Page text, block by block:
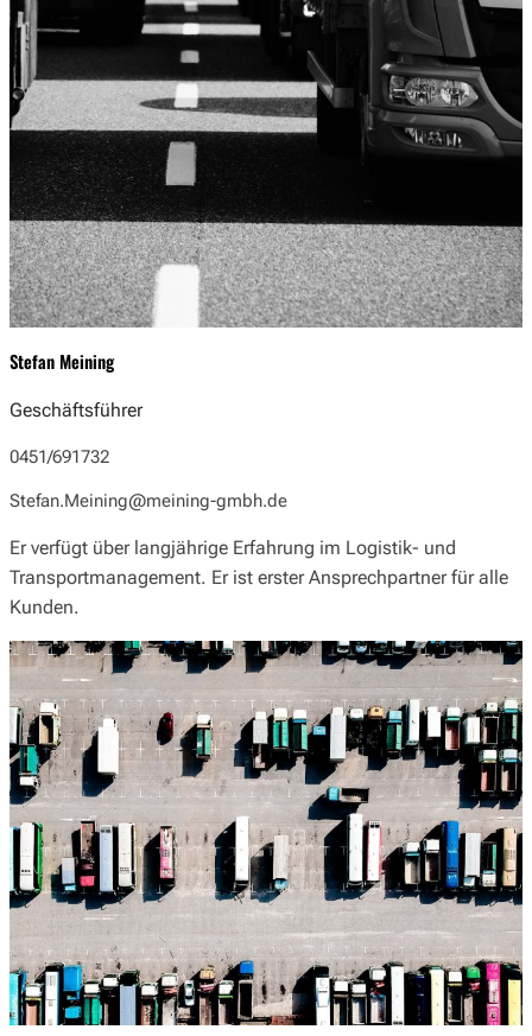
Stefan Meining
Geschäftsführer
0451/691732
Stefan.Meining@meining-gmbh.de
Er verfügt über langjährige Erfahrung im Logistik- und
Transportmanagement. Er ist erster Ansprechpartner für alle
Kunden.